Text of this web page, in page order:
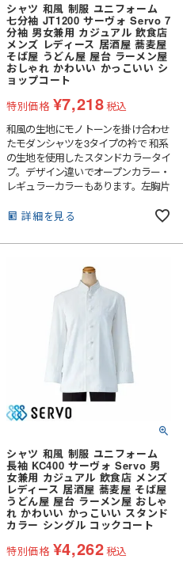
シャツ 和風 制服 ユニフォーム
七分袖 JT1200 サーヴォ Servo 7
分袖 男女兼用 カジュアル 飲食店
メンズ レディース 居酒屋 蕎麦屋
そば屋 うどん屋 屋台 ラーメン屋
おしゃれ かわいい かっこいい シ
ョップコート
特別価格 ¥7,218税込
和風の生地にモノトーンを掛け合わせ
たモダンシャツを3タイプの衿で 和系
の生地を使用したスタンドカラータイ
プ。デザイン違いでオープンカラー・
レギュラーカラーもあります。左胸片
詳細を見る
シャツ 和風 制服 ユニフォーム
長袖 KC400 サーヴォ Servo 男
女兼用 カジュアル 飲食店 メンズ
レディース 居酒屋 蕎麦屋 そば屋
うどん屋 屋台 ラーメン屋 おしゃ
れ かわいい かっこいい スタンド
カラー シングル コックコート
特別価格 ¥4,262税込